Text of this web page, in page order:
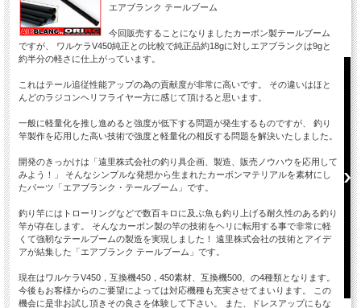
エアブランク テールブーム
今回販売することになりましたカーボン製テールブーム
ですが、 ワルケラV450純正との比較で純正品約18gに対しエアブランクは9gと
約半分の軽さに仕上がっています。
これはテール追従性能アップの為の貢献度が非常に高いです。 その違いはほと
んどのラジコンヘリフライヤー方に感じて頂けると思います。
一般に軽量化を推し進めると強度が低下する問題が発生するものですが、 釣り
竿製作を応用した高い技術で強度と軽量化の相反する問題を解決いたしました。
開発のきっかけは「遠里株式会社の釣り具企画、製造、販売ノウハウを応用して
みよう！」 そんなシンプルな発想から生まれたカーボンマテリアルを素材にし
たパーツ「エアブランク・テールブーム」です。
釣り竿にはトローリングなどで数百キロに及ぶ魚も釣り上げる耐久性のある釣り
竿が存在します。 そんなカーボン製の竿の技術をヘリに転用する事で非常に軽
くて強靭なテールブームの製造を実現しました！ 遠里株式会社の技術とアイデ
アが結集した「エアブランク テールブーム」です。
現在はワルケラV450，互換機450，450素材、互換機500、の4種類となります。
今後もお客様からのご要望によっては対応機種も充実させてまいります。 この
機会に是非お試し頂きその良さを体験して下さい。 また、ドレスアップにもな